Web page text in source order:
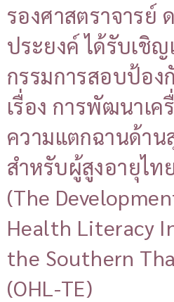
รองศาสตราจารย์
ประยงค์ ได้รับเชิ
กรรมการสอบป้อ
เรื่อง การพัฒนาเค
ความแตกฉานด้า
สำหรับผู้สูงอายุไ
(The
Health Literacy
the Southern
(OHL-TE)